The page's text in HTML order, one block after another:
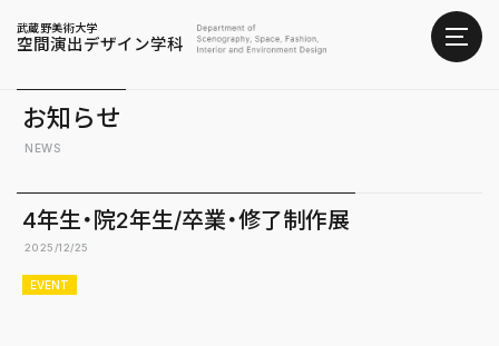
武蔵野美術大学
空間演出デザイン学科
お知らせ
NEWS
4年生・院2年生/卒業・修了制作展
2025/12/25
EVENT